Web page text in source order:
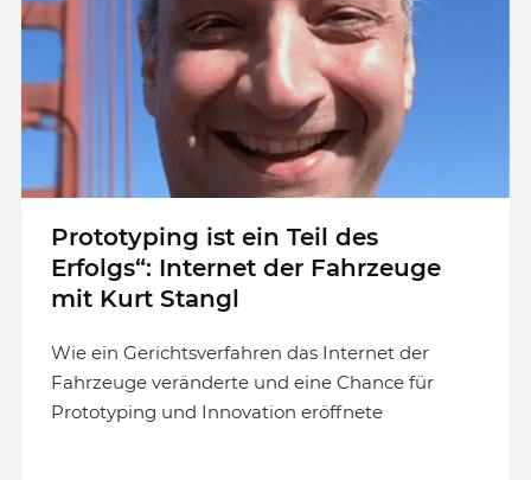
Prototyping ist ein Teil des
Erfolgs“: Internet der Fahrzeuge
mit Kurt Stangl
Wie ein Gerichtsverfahren das Internet der
Fahrzeuge veränderte und eine Chance für
Prototyping und Innovation eröffnete